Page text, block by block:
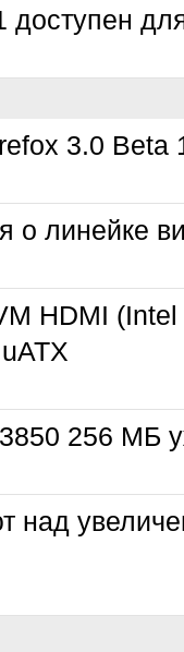
для
3.0 Beta
линейке
HDMI (Intel
256 МБ
над